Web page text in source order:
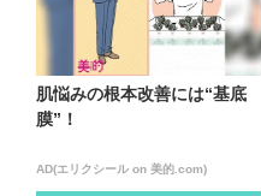
肌悩みの根本改善には“基底
膜”！
AD(エリクシール on 美的.com)